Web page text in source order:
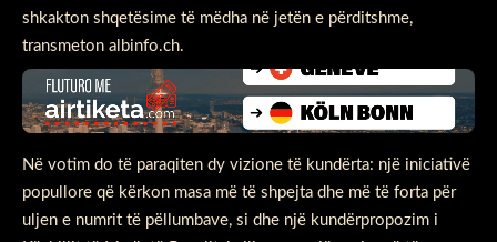
shkakton shqetësime të mëdha në jetën e përditshme,
transmeton albinfo.ch.
Në votim do të paraqiten dy vizione të kundërta: një iniciativë
popullore që kërkon masa më të shpejta dhe më të forta për
uljen e numrit të pëllumbave, si dhe një kundërpropozim i